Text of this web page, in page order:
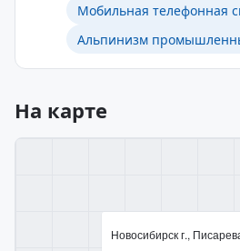
Мобильная телефонная
Альпинизм
На карте
Новосибирск г.,